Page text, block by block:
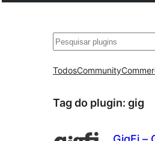
Pesquisar
TodosCommunity
Tag do plugin: gig